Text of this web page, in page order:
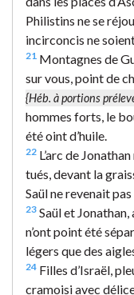
Philistins ne se
incirconcis ne
21 Montagnes de
sur vous, point de
{Héb. à portions
hommes forts, le
été oint d’huile.
22 L’arc de
tués, devant la
Saül ne revenait
23 Saül et
n’ont point été
légers que des
24 Filles d’Israël,
cramoisi avec